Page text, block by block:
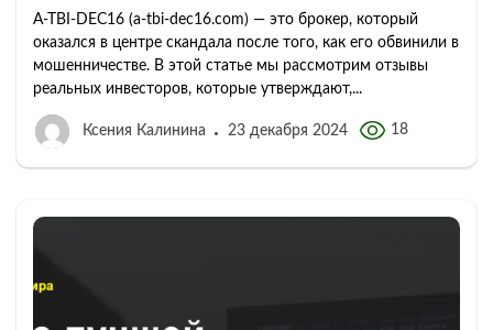
А-ТBI-DEC16 (a-tbi-dec16.com) — это брокер, который
оказался в центре скандала после того, как его обвинили в
мошенничестве. В этой статье мы рассмотрим отзывы
реальных инвесторов, которые утверждают,...
Ксения Калинина 23 декабря 2024 18